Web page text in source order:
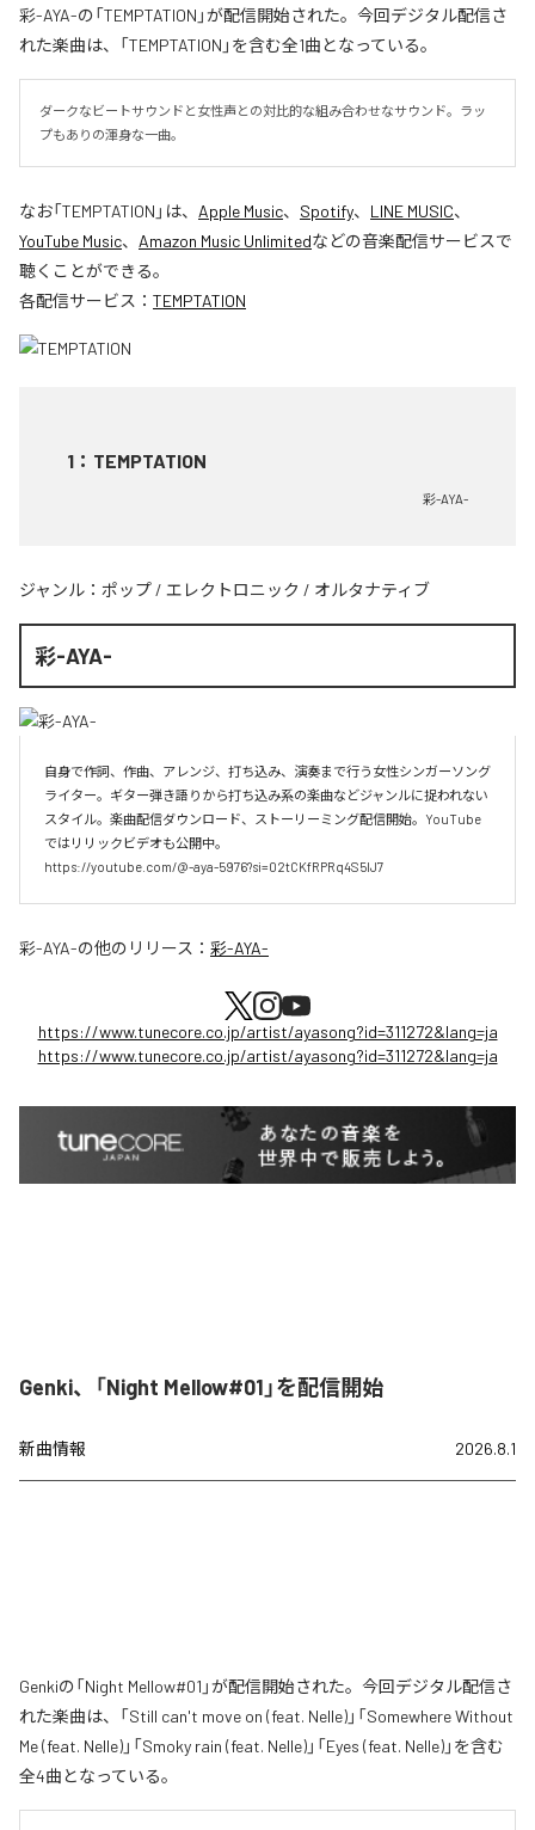
彩-AYA-の「TEMPTATION」が配信開始された。今回デジタル配信さ
れた楽曲は、「TEMPTATION」を含む全1曲となっている。
ダークなビートサウンドと女性声との対比的な組み合わせなサウンド。ラッ
プもありの渾身な一曲。
なお「TEMPTATION 」は、 Apple Music、 Spotify、 LINE MUSIC、
YouTube Music、 Amazon Music Unlimitedなどの音楽配信サービスで
聴くことができる。
各配信サービス： TEMPTATION
1 ： TEMPTATION
彩-AYA-
ジャンル： ポップ / エレクトロニック / オルタナティブ
彩-AYA-
自身で作詞、作曲、アレンジ、打ち込み、演奏まで行う女性シンガーソング
ライター。ギター弾き語りから打ち込み系の楽曲などジャンルに捉われない
スタイル。楽曲配信ダウンロード、ストーリーミング配信開始。YouTube
ではリリックビデオも公開中。
https://youtube.com/@-aya-5976?si=02tCKfRPRq4S5lJ7
彩-AYA-の他のリリース： 彩-AYA-
https://www.tunecore.co.jp/artist/ayasong?id=311272&lang=ja
https://www.tunecore.co.jp/artist/ayasong?id=311272&lang=ja
Genki、「Night Mellow#01」を配信開始
新曲情報 2026.8.1
Genkiの「Night Mellow#01」が配信開始された。今回デジタル配信さ
れた楽曲は、「Still can't move on (feat. Nelle)」「Somewhere Without
Me (feat. Nelle)」「Smoky rain (feat. Nelle)」「Eyes (feat. Nelle)」を含む
全4曲となっている。